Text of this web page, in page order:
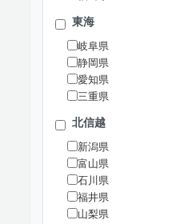
東海
岐阜県
静岡県
愛知県
三重県
北信越
新潟県
富山県
石川県
福井県
山梨県